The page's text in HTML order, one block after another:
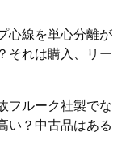
心線を単心分離が
それは購入、リー
フルーク社製でな
い？中古品はある